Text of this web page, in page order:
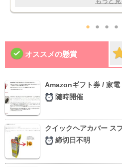
● ● ● ●
オススメの懸賞
Amazonギフト券 / 家
随時開催
クイックヘアカバー ス
締切日不明